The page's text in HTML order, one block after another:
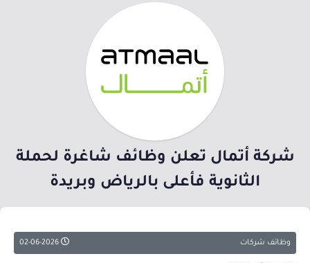
شركة أتمال تعلن وظائف شاغرة لحملة
الثانوية فأعلى بالرياض وبريدة
وظائف شركات